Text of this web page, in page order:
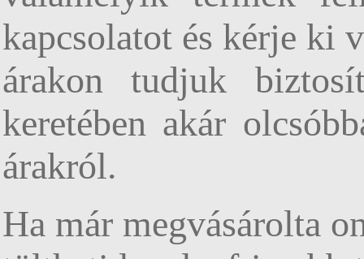
kapcsolatot és kérje ki
árakon tudjuk
keretében akár
árakról.
Ha már megvásárolta